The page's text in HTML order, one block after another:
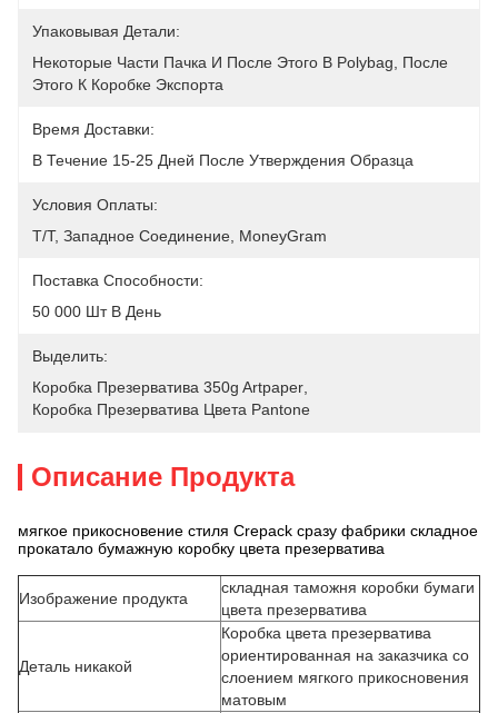
Упаковывая Детали:
Некоторые Части Пачка И После Этого В Polybag, После
Этого К Коробке Экспорта
Время Доставки:
В Течение 15-25 Дней После Утверждения Образца
Условия Оплаты:
T/T, Западное Соединение, MoneyGram
Поставка Способности:
50 000 Шт В День
Выделить:
Коробка Презерватива 350g Artpaper
Коробка Презерватива Цвета Pantone
Описание Продукта
мягкое прикосновение стиля Crepack сразу фабрики складное
прокатало бумажную коробку цвета презерватива
Изображение продукта
складная таможня коробки бумаги
цвета презерватива
Деталь никакой
Коробка цвета презерватива
ориентированная на заказчика со
слоением мягкого прикосновения
матовым